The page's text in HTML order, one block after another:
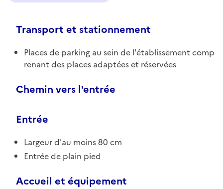
Transport et stationnement
Places de parking au sein de l'établissement comp
renant des places adaptées et réservées
Chemin vers l'entrée
Entrée
Largeur d'au moins 80 cm
Entrée de plain pied
Accueil et équipement